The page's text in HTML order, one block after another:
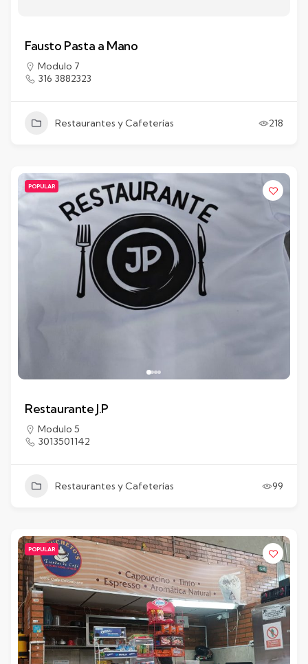
Fausto Pasta a Mano
Modulo 7
316 3882323
Restaurantes y Cafeterías 218
POPULAR
Restaurante J.P
Modulo 5
3013501142
Restaurantes y Cafeterías 99
POPULAR